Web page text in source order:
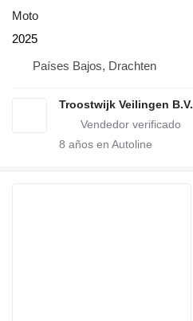
Moto
2025
Países Bajos, Drachten
Troostwijk Veilingen B.V.
8 años en Autoline